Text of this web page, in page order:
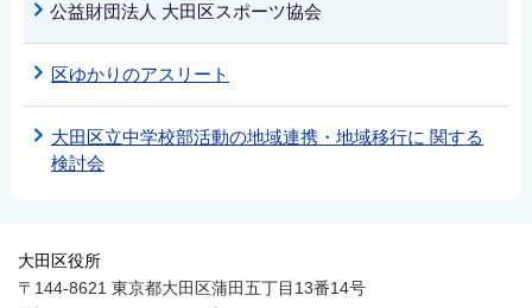
公益財団法人 大田区スポーツ協会
区ゆかりのアスリート
大田区立中学校部活動の地域連携・地域移行に 関する
検討会
大田区役所
〒144-8621 東京都大田区蒲田五丁目13番14号